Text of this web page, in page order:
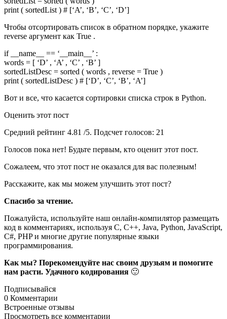
print ( sortedList ) # [‘A’, ‘B’, ‘C’, ‘D’]
Чтобы отсортировать список в обратном порядке, укажите
reverse аргумент как True .
if __name__ == ‘__main__’ :
words = [ ‘D’ , ‘A’ , ‘C’ , ‘B’ ]
sortedListDesc = sorted ( words , reverse = True )
print ( sortedListDesc ) # [‘D’, ‘C’, ‘B’, ‘A’]
Вот и все, что касается сортировки списка строк в Python.
Оценить этот пост
Средний рейтинг 4.81 /5. Подсчет голосов: 21
Голосов пока нет! Будьте первым, кто оценит этот пост.
Сожалеем, что этот пост не оказался для вас полезным!
Расскажите, как мы можем улучшить этот пост?
Спасибо за чтение.
Пожалуйста, используйте наш онлайн-компилятор размещать
код в комментариях, используя C, C++, Java, Python, JavaScript,
C#, PHP и многие другие популярные языки
программирования.
Как мы? Порекомендуйте нас своим друзьям и помогите
нам расти. Удачного кодирования 🙂
Подписывайся
0 Комментарии
Встроенные отзывы
Просмотреть все комментарии